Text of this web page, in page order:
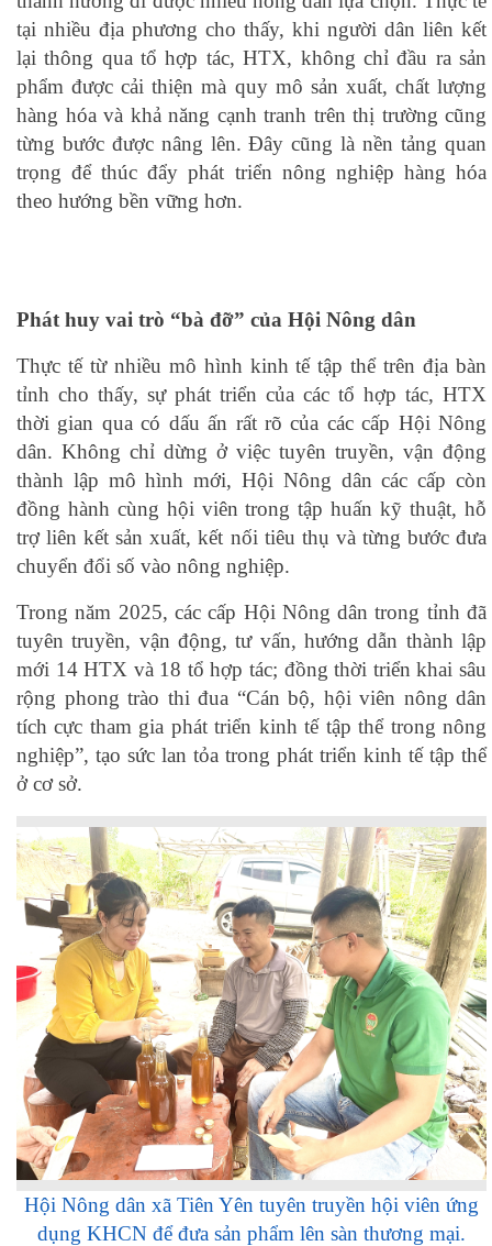
tại nhiều địa phương cho thấy, khi người dân liên kết
lại thông qua tổ hợp tác, HTX, không chỉ đầu ra sản
phẩm được cải thiện mà quy mô sản xuất, chất lượng
hàng hóa và khả năng cạnh tranh trên thị trường cũng
từng bước được nâng lên. Đây cũng là nền tảng quan
trọng để thúc đẩy phát triển nông nghiệp hàng hóa
theo hướng bền vững hơn.
Phát huy vai trò “bà đỡ” của Hội Nông dân
Thực tế từ nhiều mô hình kinh tế tập thể trên địa bàn
tỉnh cho thấy, sự phát triển của các tổ hợp tác, HTX
thời gian qua có dấu ấn rất rõ của các cấp Hội Nông
dân. Không chỉ dừng ở việc tuyên truyền, vận động
thành lập mô hình mới, Hội Nông dân các cấp còn
đồng hành cùng hội viên trong tập huấn kỹ thuật, hỗ
trợ liên kết sản xuất, kết nối tiêu thụ và từng bước đưa
chuyển đổi số vào nông nghiệp.
Trong năm 2025, các cấp Hội Nông dân trong tỉnh đã
tuyên truyền, vận động, tư vấn, hướng dẫn thành lập
mới 14 HTX và 18 tổ hợp tác; đồng thời triển khai sâu
rộng phong trào thi đua “Cán bộ, hội viên nông dân
tích cực tham gia phát triển kinh tế tập thể trong nông
nghiệp”, tạo sức lan tỏa trong phát triển kinh tế tập thể
ở cơ sở.
Hội Nông dân xã Tiên Yên tuyên truyền hội viên ứng
dụng KHCN để đưa sản phẩm lên sàn thương mại.